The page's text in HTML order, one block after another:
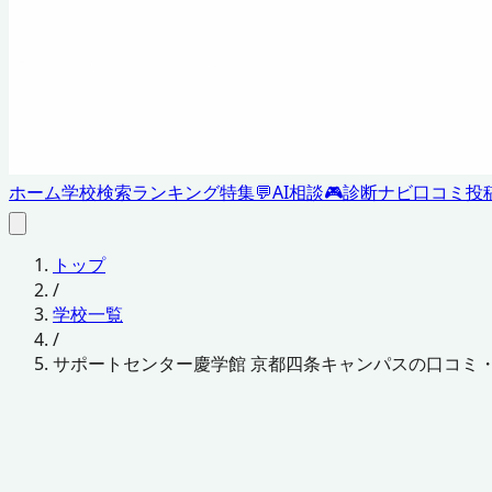
ホーム学校検索ランキング特集💬AI相談🎮診断ナビ口コミ投
トップ
/
学校一覧
/
サポートセンター慶学館 京都四条キャンパスの口コミ